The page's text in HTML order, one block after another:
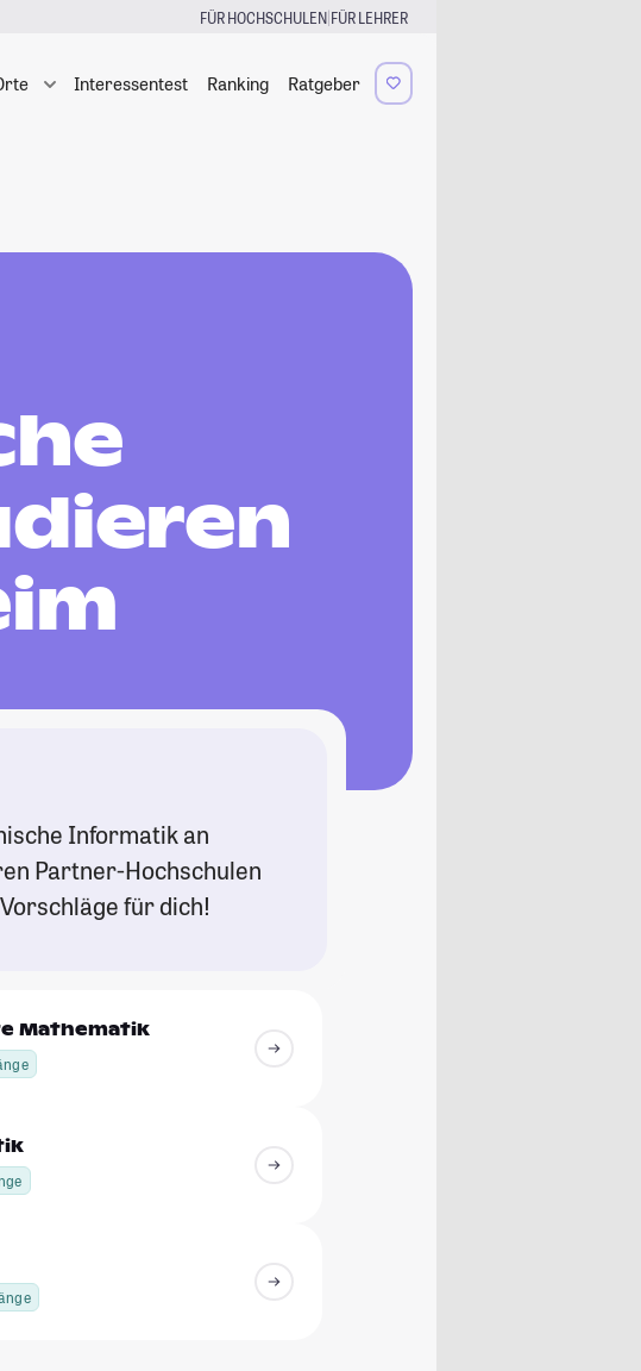
FÜR HOCHSCHULEN|FÜR LEHRER
Interessentest Ranking Ratgeber
Informatik an
Partner-Hochschulen
für dich!
Mathematik